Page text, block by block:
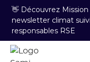
👋 Découvrez
newsletter climat
responsables RSE